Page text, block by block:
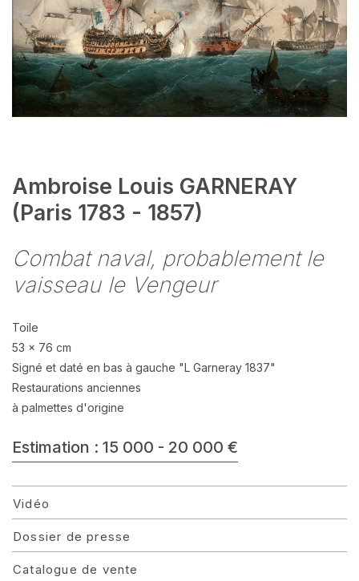
Ambroise Louis GARNERAY
(Paris 1783 - 1857)
Combat naval, probablement le
vaisseau le Vengeur
Toile
53 x 76 cm
Signé et daté en bas à gauche "L Garneray 1837"
Restaurations anciennes
à palmettes d'origine
Estimation : 15 000 - 20 000 €
Vidéo
Dossier de presse
Catalogue de vente